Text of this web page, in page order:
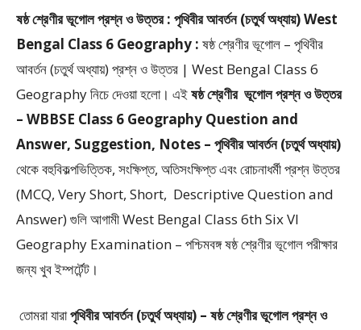
ষষ্ঠ শ্রেণীর ভূগোল প্রশ্ন ও উত্তর : পৃথিবীর আবর্তন (চতুর্থ অধ্যায়) West
Bengal Class 6 Geography : ষষ্ঠ শ্রেণীর ভূগোল – পৃথিবীর
আবর্তন (চতুর্থ অধ্যায়) প্রশ্ন ও উত্তর | West Bengal Class 6
Geographyনিচে দেওয়া হলো। এইষষ্ঠ শ্রেণীর ভূগোল প্রশ্ন ও উত্তর
– WBBSE Class 6 Geography Question and
Answer, Suggestion, Notes – পৃথিবীর আবর্তন (চতুর্থ অধ্যায়)
থেকেবহুবিকল্পভিত্তিক, সংক্ষিপ্ত, অতিসংক্ষিপ্ত এবং রোচনাধর্মী প্রশ্ন উত্তর
(MCQ, Very Short, Short, Descriptive Question and
Answer)গুলি আগামী West Bengal Class 6th Six VI
Geography Examination – পশ্চিমবঙ্গ ষষ্ঠ শ্রেণীর ভূগোল পরীক্ষার
জন্য খুব ইম্পর্টেন্ট।
তোমরা যারাপৃথিবীর আবর্তন (চতুর্থ অধ্যায়) – ষষ্ঠ শ্রেণীর ভূগোল প্রশ্ন ও